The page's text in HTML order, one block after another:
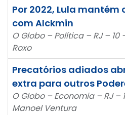
Por 2022, Lula
com Alckmin
O Globo – Política – RJ – 10
Roxo
Precatórios adiados
extra para outros
O Globo – Economia – RJ –
Manoel Ventura